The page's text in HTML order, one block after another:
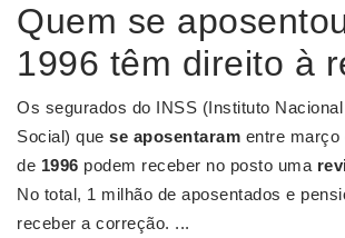
Quem se
1996 têm direito à
Os segurados do INSS (Instituto
Social) que se aposentaram entre março
de 1996 podem receber no posto uma
No total, 1 milhão de aposentados e
receber a correção. ...